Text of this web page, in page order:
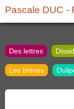
Pascale DUC -
Des lettres
Les brèves